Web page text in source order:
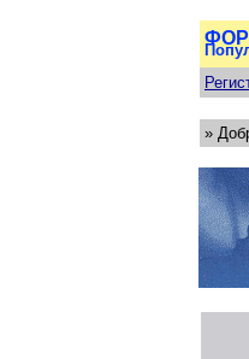
»